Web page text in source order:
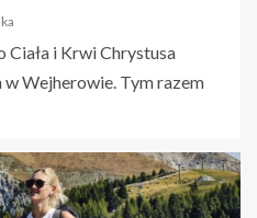
i Krwi Chrystusa
Wejherowie. Tym razem